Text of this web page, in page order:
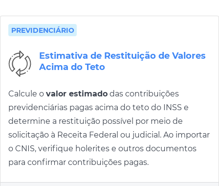
PREVIDENCIÁRIO
Estimativa de Restituição de Valores
Acima do Teto
Calcule o valor estimado das contribuições
previdenciárias pagas acima do teto do INSS e
determine a restituição possível por meio de
solicitação à Receita Federal ou judicial. Ao importar
o CNIS, verifique holerites e outros documentos
para confirmar contribuições pagas.